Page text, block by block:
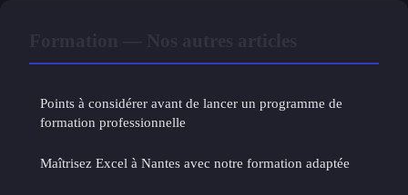
Points à considérer avant de lancer un programme de
formation professionnelle
Maîtrisez Excel à Nantes avec notre formation adaptée